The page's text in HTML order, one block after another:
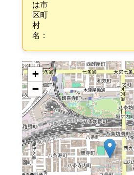
は市
区町
村
名：
+
−